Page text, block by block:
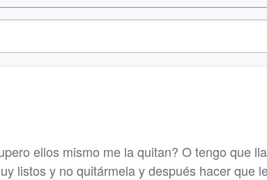
ellos mismo me la quitan? O tengo que
listos y no quitármela y después hacer que